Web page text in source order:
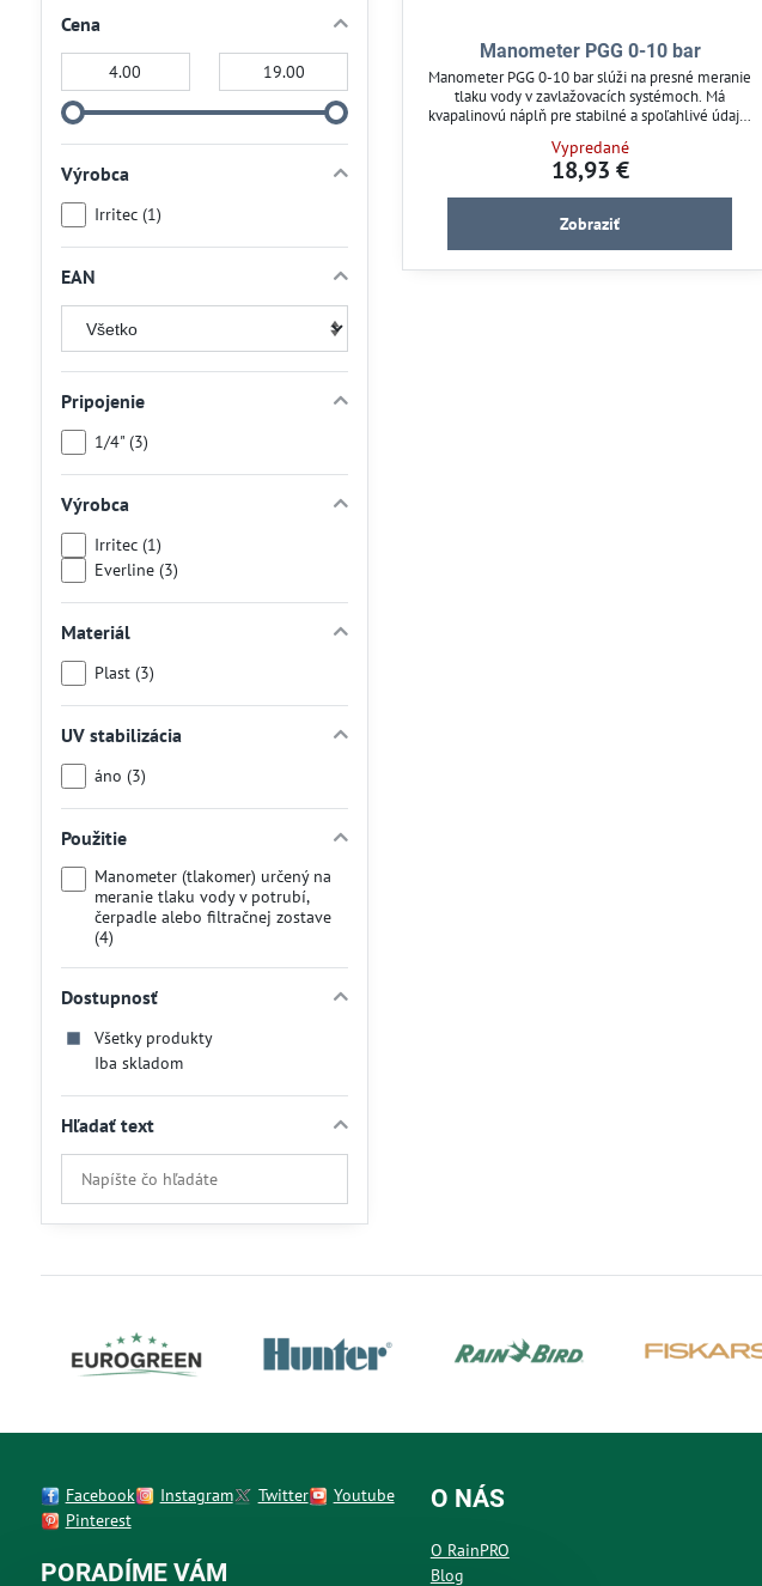
Manometer PGG 0-10 bar
Manometer PGG 0-10 bar slúži na presné meranie
tlaku vody v zavlažovacích systémoch. Má
kvapalinovú náplň pre stabilné a spoľahlivé údaje.
jednoduchý na montáž. Vhodný pre záhrady,
skleníky a závlahové projekty. Umožňuje presnú
Vypredané
18,93 €
Zobraziť
Cena
Výrobca
Irritec (1)
EAN
Pripojenie
1/4" (3)
Výrobca
Irritec (1)
Everline (3)
Materiál
Plast (3)
UV stabilizácia
áno (3)
Použitie
Manometer (tlakomer) určený na
meranie tlaku vody v potrubí,
čerpadle alebo filtračnej zostave
(4)
Dostupnosť
Všetky produkty
Iba skladom
Hľadať text
Prehľadať
výsledky
filtra
Facebook Instagram Twitter
Youtube
Pinterest
PORADÍME VÁM
O NÁS
O RainPRO
Blog